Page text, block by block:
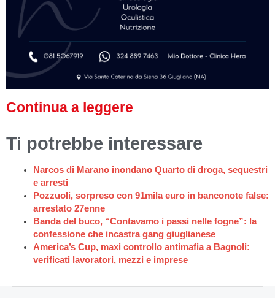
Continua a leggere
Ti potrebbe interessare
Narcos di Marano inondano Quarto di droga, sequestri
e arresti
Pozzuoli, sorpreso con 91mila euro in banconote false:
arrestato 27enne
Banda del buco, “Contavamo i passi nelle fogne”: la
confessione che incastra gang giuglianese
America’s Cup, maxi controllo antimafia a Bagnoli:
verificati lavoratori, mezzi e imprese